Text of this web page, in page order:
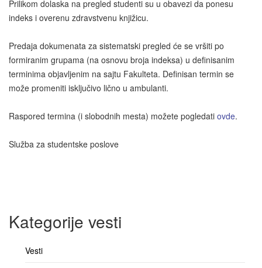
Prilikom dolaska na pregled studenti su u obavezi da ponesu
indeks i overenu zdravstvenu knjižicu.
Predaja dokumenata za sistematski pregled će se vršiti po
formiranim grupama (na osnovu broja indeksa) u definisanim
terminima objavljenim na sajtu Fakulteta. Definisan termin se
može promeniti isključivo lično u ambulanti.
Raspored termina (i slobodnih mesta) možete pogledati ovde.
Služba za studentske poslove
Kategorije vesti
Vesti